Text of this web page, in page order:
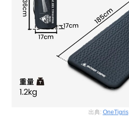
出典: OneTigris